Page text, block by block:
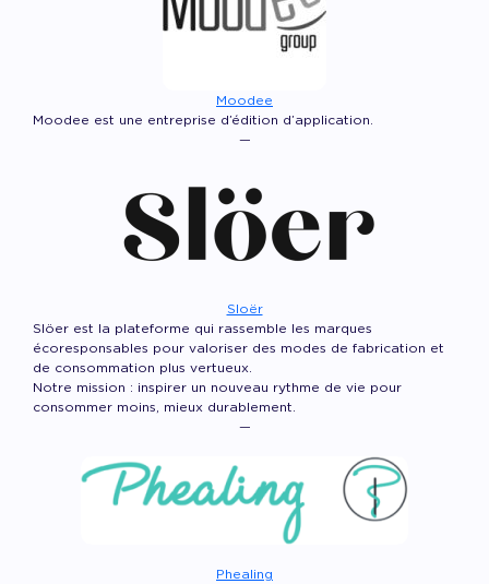
Moodee
Moodee est une entreprise d’édition d’application.
—
Sloër
Slöer est la plateforme qui rassemble les marques
écoresponsables pour valoriser des modes de fabrication et
de consommation plus vertueux.
Notre mission : inspirer un nouveau rythme de vie pour
consommer moins, mieux durablement.
—
Phealing